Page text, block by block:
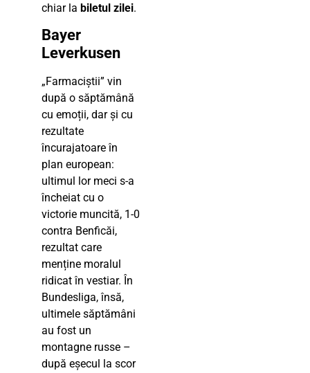
chiar la biletul zilei.
Bayer
Leverkusen
„Farmaciștii” vin
după o săptămână
cu emoții, dar și cu
rezultate
încurajatoare în
plan european:
ultimul lor meci s-a
încheiat cu o
victorie muncită, 1-0
contra Benficăi,
rezultat care
menține moralul
ridicat în vestiar. În
Bundesliga, însă,
ultimele săptămâni
au fost un
montagne russe –
după eșecul la scor